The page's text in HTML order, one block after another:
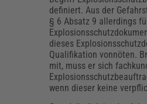
Verkehrsrecht
Reisekosten & Finanzen
Zollabwicklung &
Zoll & Export
definiert. Aus der
§ 6 Absatz 9 allerdings
dieses
Qualifikation vonnöten.
mit, muss er sich
wenn dieser keine